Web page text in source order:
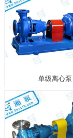
单级离心泵